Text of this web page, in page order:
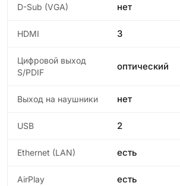
D-Sub (VGA) нет
HDMI 3
Цифровой выход
S/PDIF
оптический
Выход на наушники нет
USB 2
Ethernet (LAN) есть
AirPlay есть